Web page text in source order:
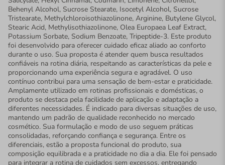
Behenyl Alcohol, Sucrose Stearate, Isocetyl Alcohol, Sucrose
Tristearate, Methylchloroisothiazolinone, Arginine, Butylene Glycol,
Stearic Acid, Methylisothiazolinone, Olea Europaea Leaf Extract,
Potassium Sorbate, Sodium Benzoate, Tripeptide-3. Este produto
foi desenvolvido para oferecer cuidado eficaz aliado ao conforto
durante o uso. Sua proposta é atender quem busca resultados
confiáveis na rotina diária, respeitando as características da pele e
proporcionando uma experiência segura e agradável. O uso
contínuo contribui para uma sensação de bem-estar e praticidade.
Amplamente utilizado em rotinas profissionais e domésticas, o
produto se destaca pela facilidade de aplicação e adaptação a
diferentes necessidades. É indicado para diversas situações de uso,
mantendo um padrão de qualidade reconhecido no mercado
cosmético. Sua formulação e modo de uso seguem práticas
consolidadas, reforçando confiança e segurança. Entre os
diferenciais, estão a proposta funcional do produto, sua
composição equilibrada e a praticidade no dia a dia. Ele foi pensado
para integrar a rotina de cuidados sem excessos, entregando